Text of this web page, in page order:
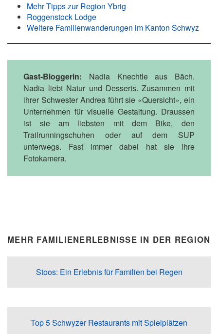
Mehr Tipps zur Region Ybrig
Roggenstock Lodge
Weitere Familienwanderungen im Kanton Schwyz
Gast-Bloggerin: Nadia Knechtle aus Bäch.
Nadia liebt Natur und Desserts. Zusammen mit
ihrer Schwester Andrea führt sie «Quersicht», ein
Unternehmen für visuelle Gestaltung. Draussen
ist sie am liebsten mit dem Bike, den
Trailrunningschuhen oder auf dem SUP
unterwegs. Fast immer dabei hat sie ihre
Fotokamera.
MEHR FAMILIENERLEBNISSE IN DER REGION
Stoos: Ein Erlebnis für Familien bei Regen
Top 5 Schwyzer Restaurants mit Spielplätzen